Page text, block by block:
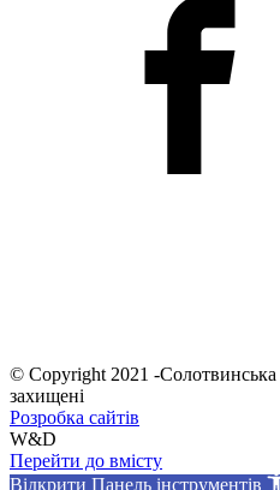
© Copyright 2021 -Солотвинська
захищені
Розробка сайтів
W&D
Перейти до вмісту
Відкрити Панель інструментів